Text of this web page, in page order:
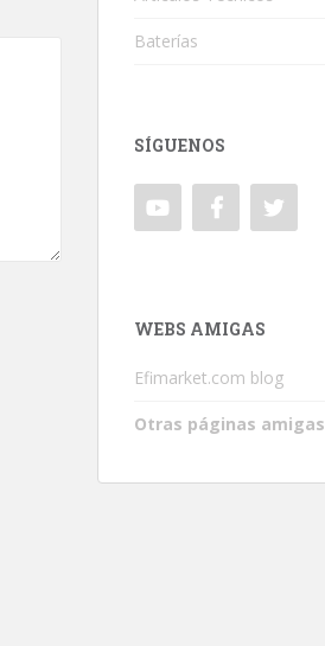
Baterías
SÍGUENOS
WEBS AMIGAS
Efimarket.com blog
Otras páginas amigas